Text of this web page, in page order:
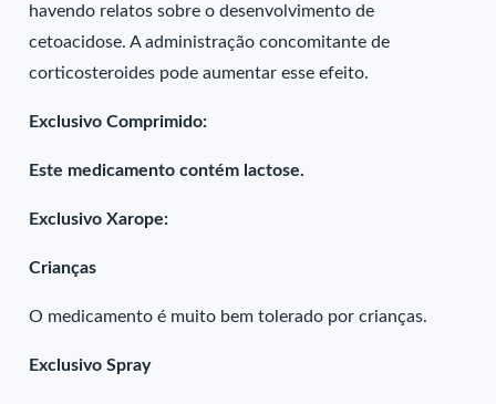
havendo relatos sobre o desenvolvimento de
cetoacidose. A administração concomitante de
corticosteroides pode aumentar esse efeito.
Exclusivo Comprimido:
Este medicamento contém lactose.
Exclusivo Xarope:
Crianças
O medicamento é muito bem tolerado por crianças.
Exclusivo Spray